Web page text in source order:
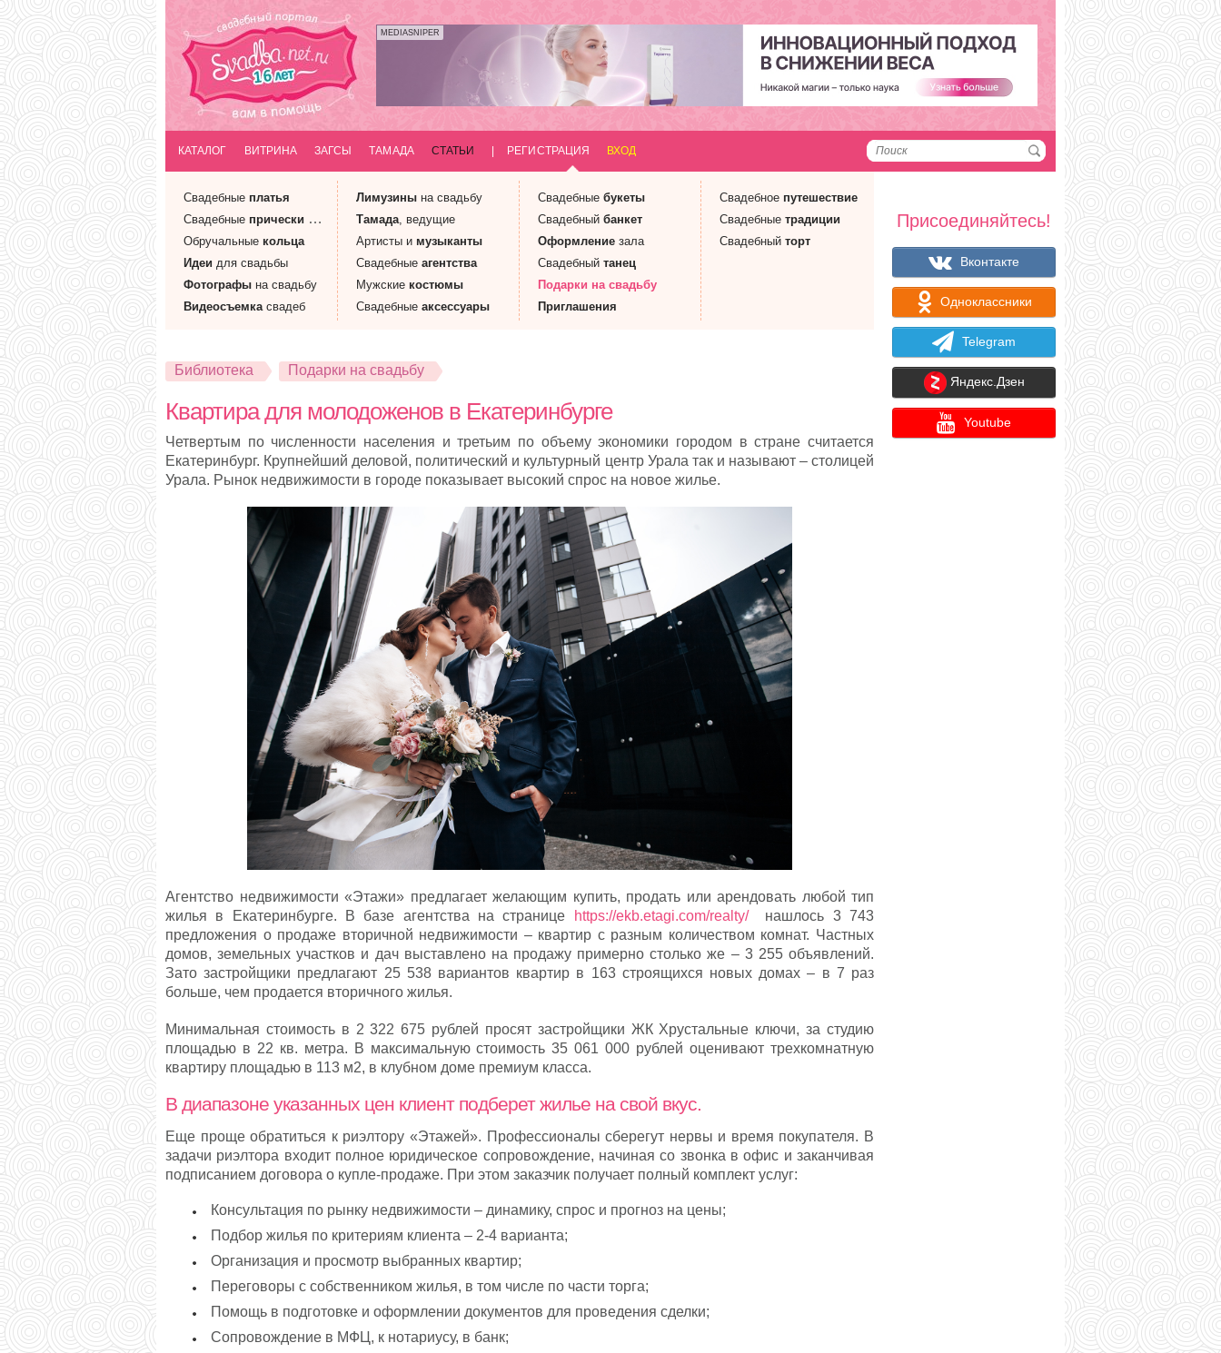
MEDIASNIPER
КАТАЛОГ ВИТРИНА ЗАГСЫ ТАМАДА СТАТЬИ РЕГИСТРАЦИЯ ВХОД
Свадебные платья
Свадебные прически
Обручальные кольца
Идеи для свадьбы
Фотографы на свадьбу
Видеосъемкасвадеб
Лимузины на свадьбу
Тамада, ведущие
Артисты и музыканты
Свадебные агентства
Мужские костюмы
Свадебные аксессуары
Свадебные букеты
Свадебный банкет
Оформление зала
Свадебный танец
Подарки на свадьбу
Приглашения
Свадебное путешествие
Свадебные традиции
Свадебный торт
Библиотека Подарки на свадьбу
Квартира для молодоженов в Екатеринбурге
Четвертым по численности населения и третьим по объему экономики городом в стране считается
Екатеринбург. Крупнейший деловой, политический и культурный центр Урала так и называют – столицей
Урала. Рынок недвижимости в городе показывает высокий спрос на новое жилье.
Агентство недвижимости «Этажи» предлагает желающим купить, продать или арендовать любой тип
жилья в Екатеринбурге. В базе агентства на странице
https://ekb.etagi.com/realty/нашлось 3 743
предложения о продаже вторичной недвижимости – квартир с разным количеством комнат. Частных
домов, земельных участков и дач выставлено на продажу примерно столько же – 3 255 объявлений.
Зато застройщики предлагают 25 538 вариантов квартир в 163 строящихся новых домах – в 7 раз
больше, чем продается вторичного жилья.
Минимальная стоимость в 2 322 675 рублей просят застройщики ЖК Хрустальные ключи, за студию
площадью в 22 кв. метра. В максимальную стоимость 35 061 000 рублей оценивают трехкомнатную
квартиру площадью в 113 м2, в клубном доме премиум класса.
В диапазоне указанных цен клиент подберет жилье на свой вкус.
Еще проще обратиться к риэлтору «Этажей». Профессионалы сберегут нервы и время покупателя. В
задачи риэлтора входит полное юридическое сопровождение, начиная со звонка в офис и заканчивая
подписанием договора о купле-продаже. При этом заказчик получает полный комплект услуг:
Консультация по рынку недвижимости – динамику, спрос и прогноз на цены;
Подбор жилья по критериям клиента – 2-4 варианта;
Организация и просмотр выбранных квартир;
Переговоры с собственником жилья, в том числе по части торга;
Помощь в подготовке и оформлении документов для проведения сделки;
Сопровождение в МФЦ, к нотариусу, в банк;
Присоединяйтесь!
Вконтакте
Одноклассники
Telegram
Яндекс.Дзен
Youtube